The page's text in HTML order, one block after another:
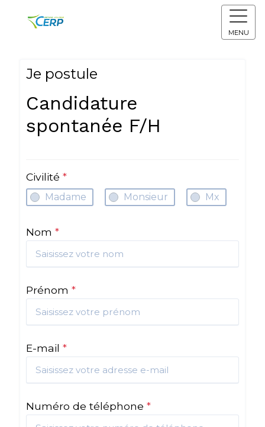
MENU
Je postule
Candidature
spontanée F/H
Civilité *
Madame Monsieur Mx
Nom *
Prénom *
E-mail *
Numéro de téléphone *